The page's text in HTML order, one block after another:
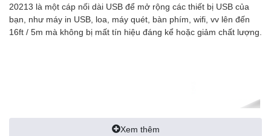
20213 là một cáp nối dài USB để mở rộng các thiết bị USB của
bạn, như máy in USB, loa, máy quét, bàn phím, wifi, vv lên đến
16ft / 5m mà không bị mất tín hiệu đáng kể hoặc giảm chất lượng.
Xem thêm